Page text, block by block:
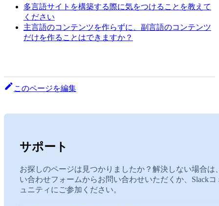
多言語サイトを構築する際に気をつけることを教えて
ください
主言語のコンテンツを作らずに、副言語のコンテンツ
だけを作ることはできますか？
このページを編集
サポート
お探しのページは見つかりましたか？解決しない場合は
い合わせフォームからお問い合わせいただくか、Slackコ
ュニティにご参加ください。